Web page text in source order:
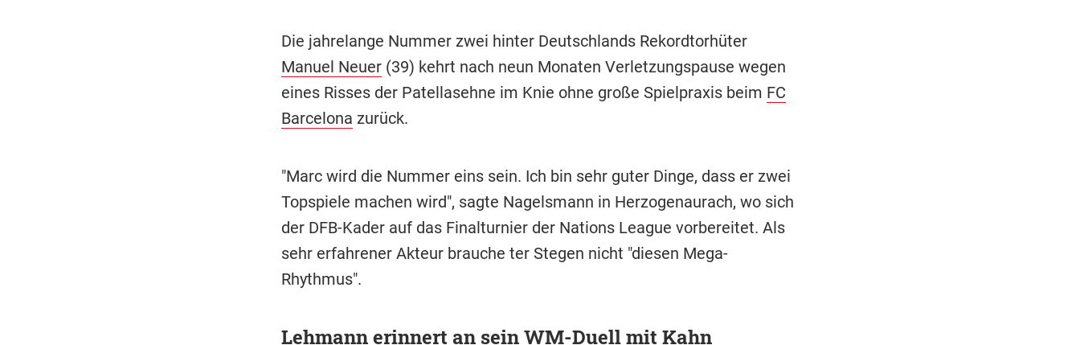
Die jahrelange Nummer zwei hinter Deutschlands Rekordtorhüter
Manuel Neuer(39) kehrt nach neun Monaten Verletzungspause wegen
eines Risses der Patellasehne im Knie ohne große Spielpraxis beim FC
Barcelona zurück.
"Marc wird die Nummer eins sein. Ich bin sehr guter Dinge, dass er zwei
Topspiele machen wird", sagte Nagelsmann in Herzogenaurach, wo sich
der DFB-Kader auf das Finalturnier der Nations League vorbereitet. Als
sehr erfahrener Akteur brauche ter Stegen nicht "diesen Mega-
Rhythmus".
Lehmann erinnert an sein WM-Duell mit Kahn